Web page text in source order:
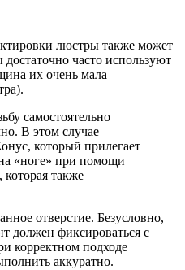
люстры также может
часто используют
их очень мала
самостоятельно
В этом случае
который прилегает
«ноге» при помощи
также
отверстие. Безусловно,
должен фиксироваться с
корректном подходе
аккуратно.